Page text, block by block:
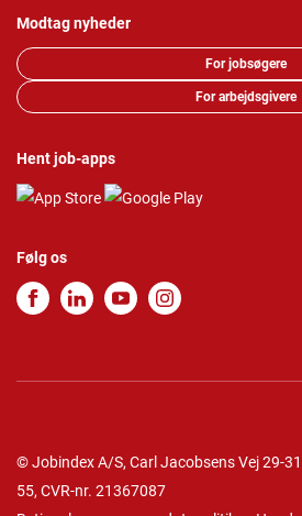
Modtag nyheder
For jobsøgere
For arbejdsgivere
Hent job-apps
Følg os
© Jobindex A/S, Carl Jacobsens Vej 29-
55, CVR-nr. 21367087